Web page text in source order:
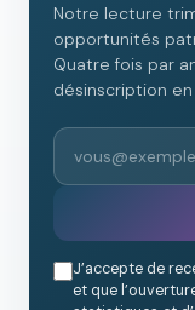
Notre lecture
opportunités
Quatre fois par
désinscription en
J’accepte de
et que